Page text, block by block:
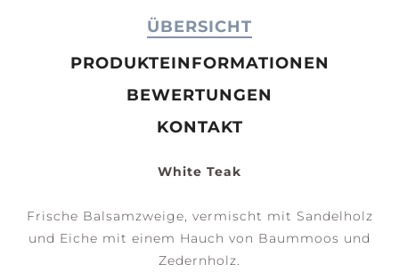
ÜBERSICHT
PRODUKTEINFORMATIONEN
BEWERTUNGEN
KONTAKT
White Teak
Frische Balsamzweige, vermischt mit Sandelholz
und Eiche mit einem Hauch von Baummoos und
Zedernholz.